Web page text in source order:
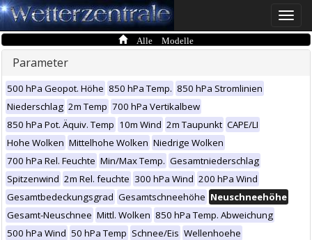
Toggle
Alle Modelle
Parameter
500 hPa Geopot. Höhe 850 hPa Temp. 850 hPa Stromlinien
Niederschlag 2m Temp 700 hPa Vertikalbew
850 hPa Pot. Äquiv. Temp 10m Wind 2m Taupunkt CAPE/LI
Hohe Wolken Mittelhohe Wolken Niedrige Wolken
700 hPa Rel. Feuchte Min/Max Temp. Gesamtniederschlag
Spitzenwind 2m Rel. feuchte 300 hPa Wind 200 hPa Wind
Gesamtbedeckungsgrad Gesamtschneehöhe Neuschneehöhe
Gesamt-Neuschnee Mittl. Wolken 850 hPa Temp. Abweichung
500 hPa Wind 50 hPa Temp Schnee/Eis Wellenhoehe